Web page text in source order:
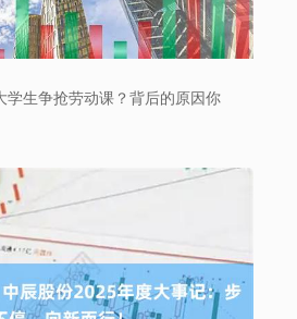
学生争抢劳动课？背后的原因你